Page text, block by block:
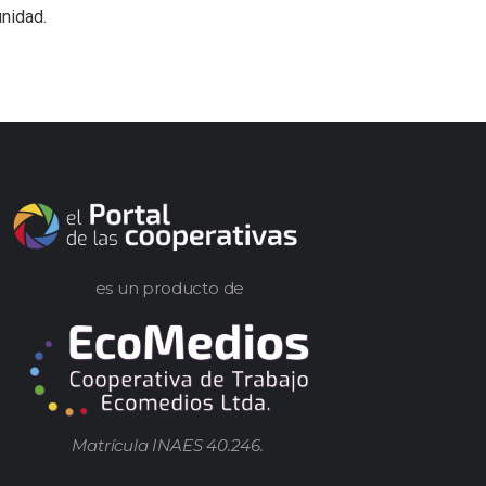
es un producto de
Matrícula INAES 40.246.